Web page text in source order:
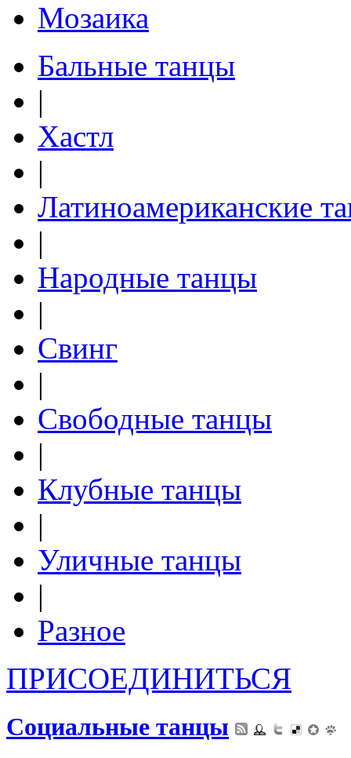
Мозаика
Бальные танцы
|
Хастл
|
Латиноамериканские
|
Народные танцы
|
Свинг
|
Свободные танцы
|
Клубные танцы
|
Уличные танцы
|
Разное
ПРИСОЕДИНИТЬСЯ
Социальные танцы